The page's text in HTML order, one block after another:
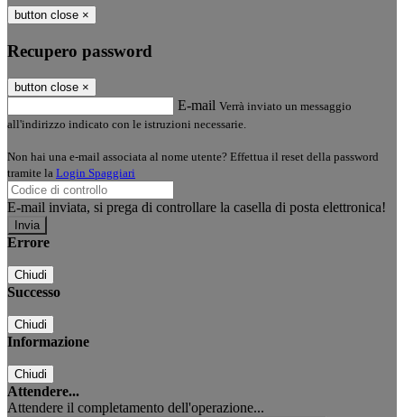
button close ×
Recupero password
button close ×
E-mail Verrà inviato un messaggio
all'indirizzo indicato con le istruzioni necessarie.
Non hai una e-mail associata al nome utente? Effettua il reset della password
tramite la Login Spaggiari
E-mail inviata, si prega di controllare la casella di posta elettronica!
Errore
Chiudi
Successo
Chiudi
Informazione
Chiudi
Attendere...
Attendere il completamento dell'operazione...